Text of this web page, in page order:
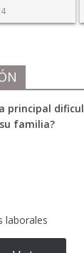
principal
su familia?
laborales